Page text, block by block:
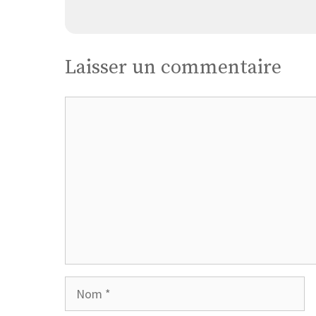
Laisser un commentaire